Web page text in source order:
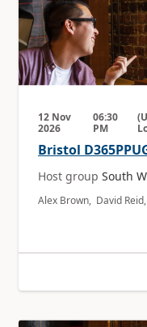
12 Nov
2026
06:30
PM
Bristol
Host group South
Alex Brown, David